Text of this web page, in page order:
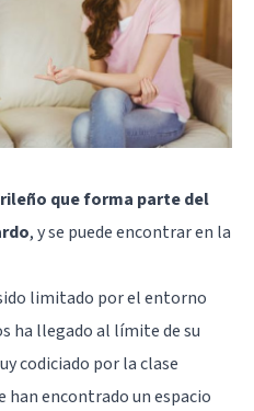
que forma parte del
, y se puede encontrar en la
limitado por el entorno
ha llegado al límite de su
codiciado por la clase
han encontrado un espacio